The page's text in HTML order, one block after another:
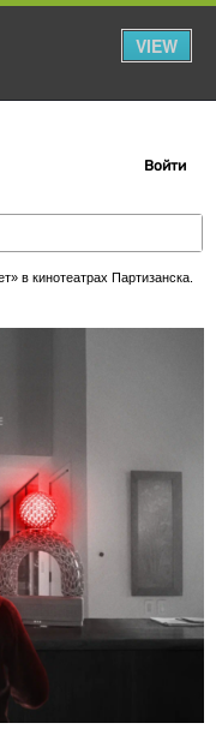
VIEW
Войти
Партизанска. Купить билеты!